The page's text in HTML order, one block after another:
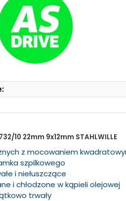
10 22mm 9x12mm STAHLWILLE
z mocowaniem
szpilkowego
i niełuszczące
i chłodzone w kąpieli olejowej
trwały